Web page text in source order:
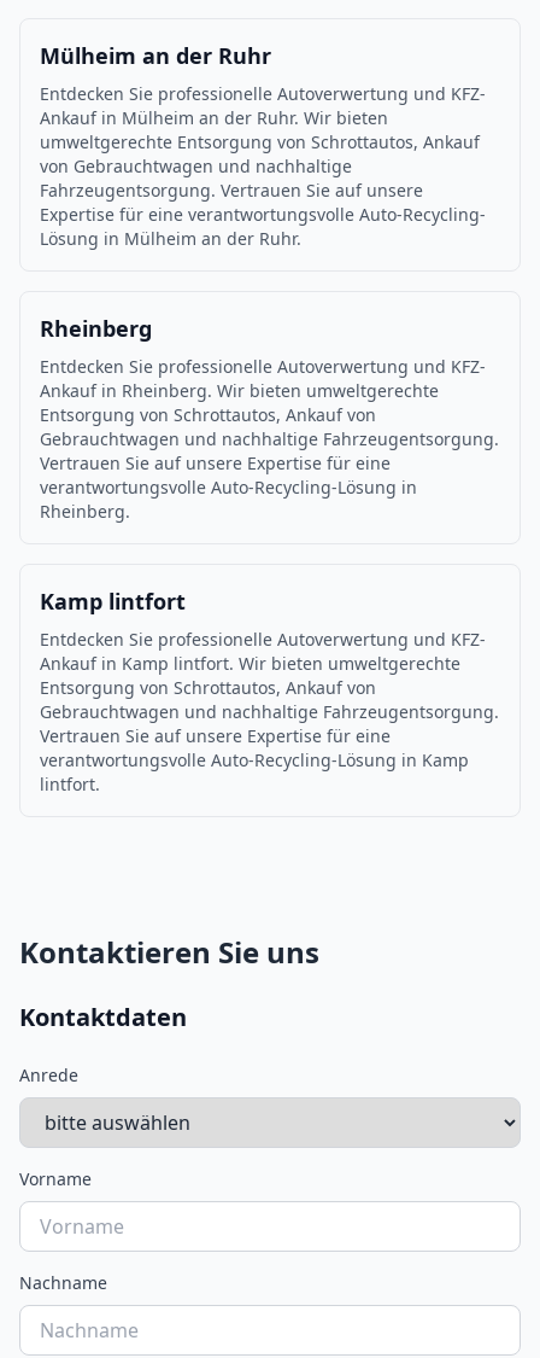
Mülheim an der Ruhr
Entdecken Sie professionelle Autoverwertung und KFZ-
Ankauf in Mülheim an der Ruhr. Wir bieten
umweltgerechte Entsorgung von Schrottautos, Ankauf
von Gebrauchtwagen und nachhaltige
Fahrzeugentsorgung. Vertrauen Sie auf unsere
Expertise für eine verantwortungsvolle Auto-Recycling-
Lösung in Mülheim an der Ruhr.
Rheinberg
Entdecken Sie professionelle Autoverwertung und KFZ-
Ankauf in Rheinberg. Wir bieten umweltgerechte
Entsorgung von Schrottautos, Ankauf von
Gebrauchtwagen und nachhaltige Fahrzeugentsorgung.
Vertrauen Sie auf unsere Expertise für eine
verantwortungsvolle Auto-Recycling-Lösung in
Rheinberg.
Kamp lintfort
Entdecken Sie professionelle Autoverwertung und KFZ-
Ankauf in Kamp lintfort. Wir bieten umweltgerechte
Entsorgung von Schrottautos, Ankauf von
Gebrauchtwagen und nachhaltige Fahrzeugentsorgung.
Vertrauen Sie auf unsere Expertise für eine
verantwortungsvolle Auto-Recycling-Lösung in Kamp
lintfort.
Kontaktieren Sie uns
Kontaktdaten
Anrede
Vorname
Nachname